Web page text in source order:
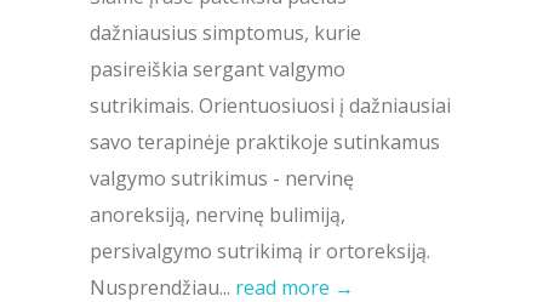
dažniausius simptomus, kurie
pasireiškia sergant valgymo
sutrikimais. Orientuosiuosi į dažniausiai
savo terapinėje praktikoje sutinkamus
valgymo sutrikimus - nervinę
anoreksiją, nervinę bulimiją,
persivalgymo sutrikimą ir ortoreksiją.
Nusprendžiau... read more →